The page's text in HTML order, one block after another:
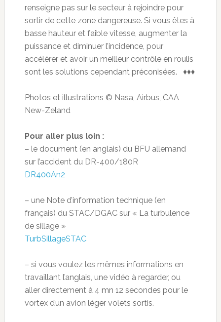
renseigne pas sur le secteur à rejoindre pour
sortir de cette zone dangereuse. Si vous êtes à
basse hauteur et faible vitesse, augmenter la
puissance et diminuer l’incidence, pour
accélérer et avoir un meilleur contrôle en roulis
sont les solutions cependant préconisées. ♦♦♦
Photos et illustrations © Nasa, Airbus, CAA
New-Zeland
Pour aller plus loin :
– le document (en anglais) du BFU allemand
sur l’accident du DR-400/180R
DR400An2
– une Note d’information technique (en
français) du STAC/DGAC sur « La turbulence
de sillage »
TurbSillageSTAC
– si vous voulez les mêmes informations en
travaillant l’anglais, une vidéo à regarder, ou
aller directement à 4 mn 12 secondes pour le
vortex d’un avion léger volets sortis.